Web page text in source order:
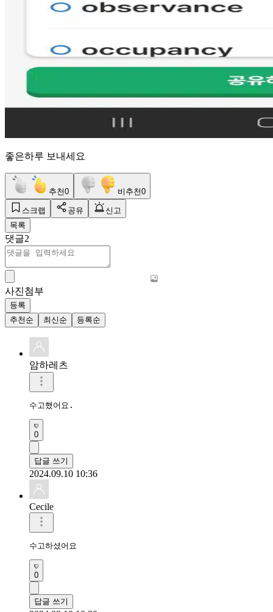
좋은하루 보내세요
추천0 비추천0
스크랩 공유
신고
목록
댓글2
사진첨부
등록
추천순
최신순 등록순
암하레츠
수고했어요.
0
답글 쓰기
2024.09.10 10:36
Cecile
수고하셨어요
0
답글 쓰기